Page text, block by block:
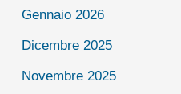
Gennaio 2026
Dicembre 2025
Novembre 2025